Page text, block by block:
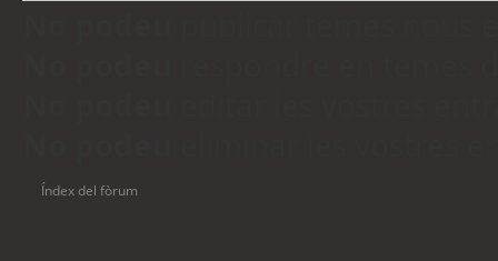
Índex del fòrum